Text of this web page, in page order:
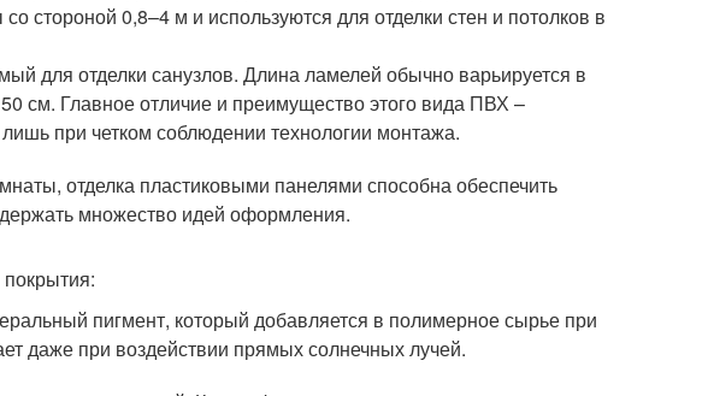
стороной 0,8–4 м и используются для отделки стен и потолков в
для отделки санузлов. Длина ламелей обычно варьируется в
см. Главное отличие и преимущество этого вида ПВХ –
при четком соблюдении технологии монтажа.
отделка пластиковыми панелями способна обеспечить
множество идей оформления.
пигмент, который добавляется в полимерное сырье при
даже при воздействии прямых солнечных лучей.